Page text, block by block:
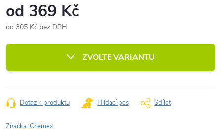
od 369 Kč
od 305 Kč bez DPH
cena:
ZVOLTE VARIANTU
Dotaz k produktu Hlídací pes Sdílet
Značka:Chemex